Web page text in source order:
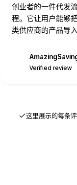
创业者的一件代发
程。它让用户能够
类供应商的产品导
时间并简化商品上架
Verified review
这里展示的每条